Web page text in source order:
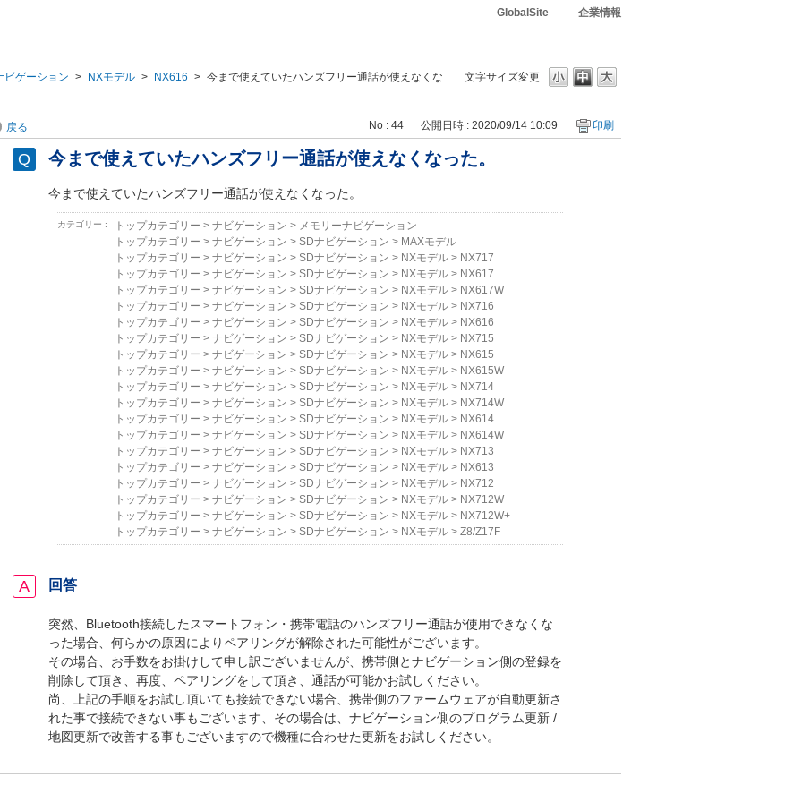
GlobalSite 企業情報
文字サイズ変更
ビゲーション > NXモデル > NX616 > 今まで使えていたハンズフリー通話が使えなくな
戻る No : 44 公開日時 : 2020/09/14 10:09 印刷
今まで使えていたハンズフリー通話が使えなくなった。
今まで使えていたハンズフリー通話が使えなくなった。
カテゴリー : トップカテゴリー > ナビゲーション > メモリーナビゲーション
トップカテゴリー > ナビゲーション > SDナビゲーション > MAXモデル
トップカテゴリー > ナビゲーション > SDナビゲーション > NXモデル > NX717
トップカテゴリー > ナビゲーション > SDナビゲーション > NXモデル > NX617
トップカテゴリー > ナビゲーション > SDナビゲーション > NXモデル > NX617W
トップカテゴリー > ナビゲーション > SDナビゲーション > NXモデル > NX716
トップカテゴリー > ナビゲーション > SDナビゲーション > NXモデル > NX616
トップカテゴリー > ナビゲーション > SDナビゲーション > NXモデル > NX715
トップカテゴリー > ナビゲーション > SDナビゲーション > NXモデル > NX615
トップカテゴリー > ナビゲーション > SDナビゲーション > NXモデル > NX615W
トップカテゴリー > ナビゲーション > SDナビゲーション > NXモデル > NX714
トップカテゴリー > ナビゲーション > SDナビゲーション > NXモデル > NX714W
トップカテゴリー > ナビゲーション > SDナビゲーション > NXモデル > NX614
トップカテゴリー > ナビゲーション > SDナビゲーション > NXモデル > NX614W
トップカテゴリー > ナビゲーション > SDナビゲーション > NXモデル > NX713
トップカテゴリー > ナビゲーション > SDナビゲーション > NXモデル > NX613
トップカテゴリー > ナビゲーション > SDナビゲーション > NXモデル > NX712
トップカテゴリー > ナビゲーション > SDナビゲーション > NXモデル > NX712W
トップカテゴリー > ナビゲーション > SDナビゲーション > NXモデル > NX712W+
トップカテゴリー > ナビゲーション > SDナビゲーション > NXモデル > Z8/Z17F
回答
突然、Bluetooth接続したスマートフォン・携帯電話のハンズフリー通話が使用できなくな
った場合、何らかの原因によりペアリングが解除された可能性がございます。
その場合、お手数をお掛けして申し訳ございませんが、携帯側とナビゲーション側の登録を
削除して頂き、再度、ペアリングをして頂き、通話が可能かお試しください。
尚、上記の手順をお試し頂いても接続できない場合、携帯側のファームウェアが自動更新さ
れた事で接続できない事もございます、その場合は、ナビゲーション側のプログラム更新 /
地図更新で改善する事もございますので機種に合わせた更新をお試しください。